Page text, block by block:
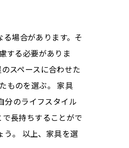
場合があります。そ
する必要がありま
スペースに合わせた
ものを選ぶ。 家具
分のライフスタイル
長持ちすることがで
う。 以上、家具を選